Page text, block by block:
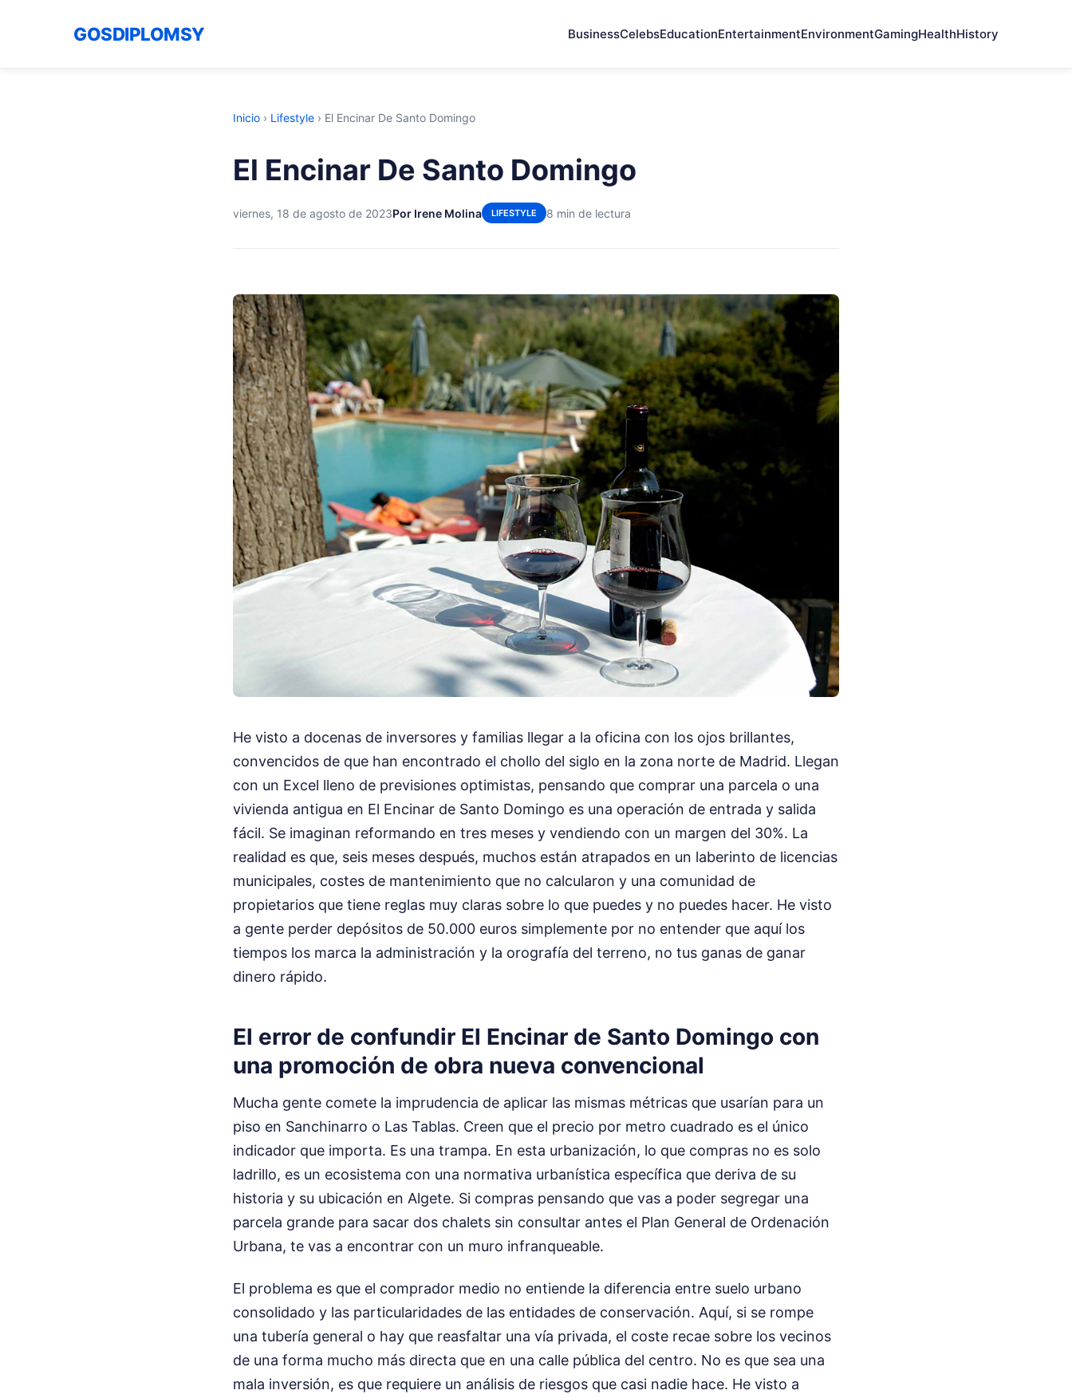
GOSDIPLOMSY BusinessCelebsEducationEntertainmentEnvironmentGamingHealthHistory
Inicio › Lifestyle › El Encinar De Santo Domingo
El Encinar De Santo Domingo
viernes, 18 de agosto de 2023Por Irene Molina LIFESTYLE 8 min de lectura
He visto a docenas de inversores y familias llegar a la oficina con los ojos brillantes,
convencidos de que han encontrado el chollo del siglo en la zona norte de Madrid. Llegan
con un Excel lleno de previsiones optimistas, pensando que comprar una parcela o una
vivienda antigua en El Encinar de Santo Domingo es una operación de entrada y salida
fácil. Se imaginan reformando en tres meses y vendiendo con un margen del 30%. La
realidad es que, seis meses después, muchos están atrapados en un laberinto de licencias
municipales, costes de mantenimiento que no calcularon y una comunidad de
propietarios que tiene reglas muy claras sobre lo que puedes y no puedes hacer. He visto
a gente perder depósitos de 50.000 euros simplemente por no entender que aquí los
tiempos los marca la administración y la orografía del terreno, no tus ganas de ganar
dinero rápido.
El error de confundir El Encinar de Santo Domingo con
una promoción de obra nueva convencional
Mucha gente comete la imprudencia de aplicar las mismas métricas que usarían para un
piso en Sanchinarro o Las Tablas. Creen que el precio por metro cuadrado es el único
indicador que importa. Es una trampa. En esta urbanización, lo que compras no es solo
ladrillo, es un ecosistema con una normativa urbanística específica que deriva de su
historia y su ubicación en Algete. Si compras pensando que vas a poder segregar una
parcela grande para sacar dos chalets sin consultar antes el Plan General de Ordenación
Urbana, te vas a encontrar con un muro infranqueable.
El problema es que el comprador medio no entiende la diferencia entre suelo urbano
consolidado y las particularidades de las entidades de conservación. Aquí, si se rompe
una tubería general o hay que reasfaltar una vía privada, el coste recae sobre los vecinos
de una forma mucho más directa que en una calle pública del centro. No es que sea una
mala inversión, es que requiere un análisis de riesgos que casi nadie hace. He visto a